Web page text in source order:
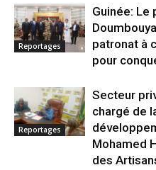
Reportages
Guinée: Le
patronat à
pour
Reportages
Secteur
chargé de
Mohamed
des